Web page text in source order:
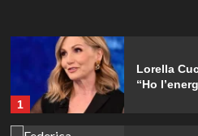
1
Lorella
“Ho